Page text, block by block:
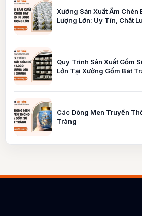
Xưởng Sản Xuất Ấm Chén
Lượng Lớn: Uy Tín, Chất
Quy Trình Sản Xuất Gốm
Lớn Tại Xưởng Gốm Bát
Các Dòng Men Truyền
Tràng